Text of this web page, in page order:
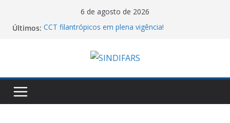
6 de agosto de 2026
Últimos: CCT filantrópicos em plena vigência!
Assistência Farmacêutica
Cartilha do MTE sobre atos antissindicais!
Piso salarial farmacêutico: por que comparar